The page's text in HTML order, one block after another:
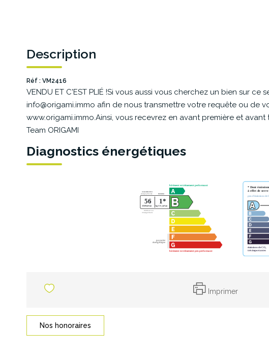
Description
Réf : VM2416
VENDU ET C'EST PLIÉ !Si vous aussi vous cherchez un bien sur
info@origami.immo afin de nous transmettre votre requête ou de
www.origami.immo.Ainsi, vous recevrez en avant première et
Team ORIGAMI
Diagnostics énergétiques
Imprimer
Nos honoraires